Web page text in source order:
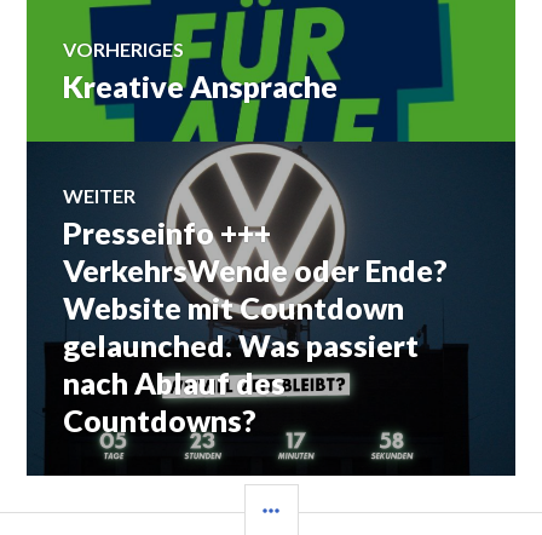
Beitrags-
Navigation
VORHERIGES
Vorheriger
Beitrag:
Kreative Ansprache
WEITER
Nächster
Beitrag:
Presseinfo +++
VerkehrsWende oder Ende?
Website mit Countdown
gelaunched. Was passiert
nach Ablauf des
Countdowns?